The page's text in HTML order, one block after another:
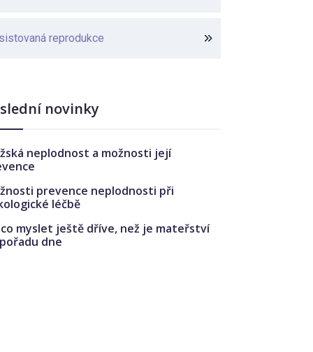
reprodukce
novinky
neplodnost a možnosti její
prevence neplodnosti při
léčbě
myslet ještě dříve, než je mateřství
dne